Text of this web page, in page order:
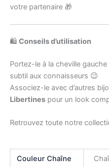
votre partenaire 🎁
🛍️ Conseils d’utilisation
Portez-le à la cheville
subtil aux connaisseurs 😉
Associez-le avec d’autres
Libertines pour un look
Retrouvez toute notre
Couleur Chaîne